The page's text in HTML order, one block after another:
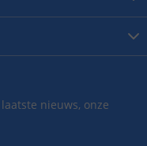
nieuws, onze